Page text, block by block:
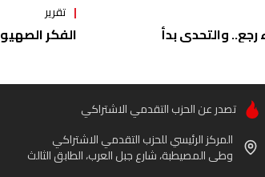
رجع.. والتحدي بدأ
تقرير
الفكر
تصدر عن الحزب التقدمي الاشتراكي
المركز الرئيسي للحزب التقدمي الاشتراكي
وطى المصيطبة، شارع جبل العرب، الطابق الثالث